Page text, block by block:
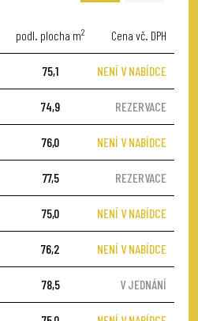
podl. plocha m2 Cena vč. DPH
75,1 NENÍ V NABÍDCE
74,9 REZERVACE
76,0 NENÍ V NABÍDCE
77,5 REZERVACE
75,0 NENÍ V NABÍDCE
76,2 NENÍ V NABÍDCE
78,5 V JEDNÁNÍ